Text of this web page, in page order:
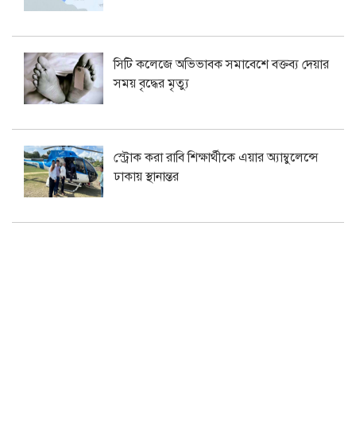
সিটি কলেজে অভিভাবক সমাবেশে বক্তব্য দেয়ার
সময় বৃদ্ধের মৃত্যু
স্ট্রোক করা রাবি শিক্ষার্থীকে এয়ার অ্যাম্বুলেন্সে
ঢাকায় স্থানান্তর